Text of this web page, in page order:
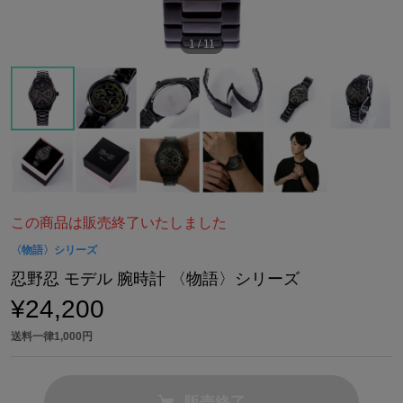
1/11
この商品は販売終了いたしました
〈物語〉シリーズ
忍野忍 モデル 腕時計 〈物語〉シリーズ
¥24,200
送料一律1,000円